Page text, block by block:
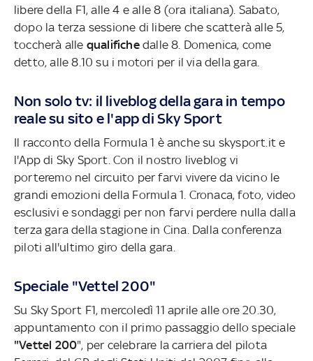
libere della F1, alle 4 e alle 8 (ora italiana). Sabato,
dopo la terza sessione di libere che scatterà alle 5,
toccherà alle qualifichedalle 8. Domenica, come
detto, alle 8.10 su i motori per il via della gara.
Non solo tv: il liveblog della gara in tempo
reale su sito e l'app di Sky Sport
Il racconto della Formula 1 è anche su skysport.it e
l'App di Sky Sport. Con il nostro liveblog vi
porteremo nel circuito per farvi vivere da vicino le
grandi emozioni della Formula 1. Cronaca, foto, video
esclusivi e sondaggi per non farvi perdere nulla dalla
terza gara della stagione in Cina. Dalla conferenza
piloti all'ultimo giro della gara.
Speciale "Vettel 200"
Su Sky Sport F1, mercoledì 11 aprile alle ore 20.30,
appuntamento con il primo passaggio dello speciale
"Vettel 200", per celebrare la carriera del pilota